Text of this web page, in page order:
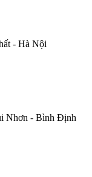
- Hà Nội
Nhơn - Bình Định